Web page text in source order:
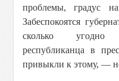
проблемы, градус
Забеспокоятся
сколько угодно
республиканца в
привыкли к этому, —